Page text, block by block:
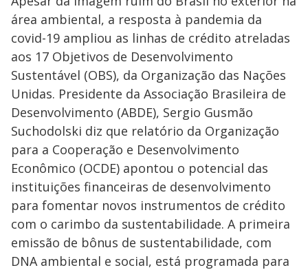
área ambiental, a resposta à pandemia da
covid-19 ampliou as linhas de crédito atreladas
aos 17 Objetivos de Desenvolvimento
Sustentável (OBS), da Organização das Nações
Unidas. Presidente da Associação Brasileira de
Desenvolvimento (ABDE), Sergio Gusmão
Suchodolski diz que relatório da Organização
para a Cooperação e Desenvolvimento
Econômico (OCDE) apontou o potencial das
instituições financeiras de desenvolvimento
para fomentar novos instrumentos de crédito
com o carimbo da sustentabilidade. A primeira
emissão de bônus de sustentabilidade, com
DNA ambiental e social, está programada para